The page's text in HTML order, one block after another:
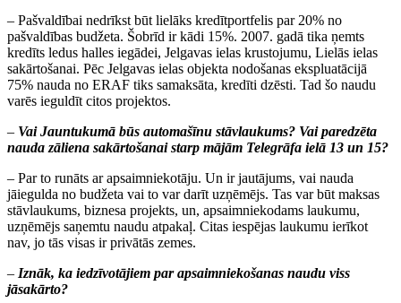
– Pašvaldībai nedrīkst būt lielāks kredītportfelis par 20% no
pašvaldības budžeta. Šobrīd ir kādi 15%. 2007. gadā tika ņemts
kredīts ledus halles iegādei, Jelgavas ielas krustojumu, Lielās ielas
sakārtošanai. Pēc Jelgavas ielas objekta nodošanas ekspluatācijā
75% nauda no ERAF tiks samaksāta, kredīti dzēsti. Tad šo naudu
varēs ieguldīt citos projektos.
– Vai Jauntukumā būs automašīnu stāvlaukums? Vai paredzēta
nauda zāliena sakārtošanai starp mājām Telegrāfa ielā 13 un 15?
– Par to runāts ar apsaimniekotāju. Un ir jautājums, vai nauda
jāiegulda no budžeta vai to var darīt uzņēmējs. Tas var būt maksas
stāvlaukums, biznesa projekts, un, apsaimniekodams laukumu,
uzņēmējs saņemtu naudu atpakaļ. Citas iespējas laukumu ierīkot
nav, jo tās visas ir privātās zemes.
– Iznāk, ka iedzīvotājiem par apsaimniekošanas naudu viss
jāsakārto?